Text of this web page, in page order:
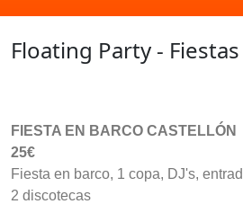
Floating Party -
FIESTA EN BARCO CASTELLÓN
25€
Fiesta en barco, 1 copa, DJ's,
2 discotecas